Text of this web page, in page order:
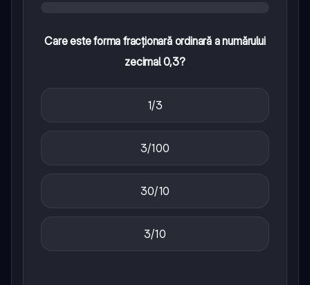
Care este forma fracționară ordinară a numărului
zecimal 0,3?
1/3
3/100
30/10
3/10